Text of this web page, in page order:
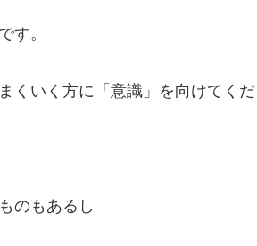
す。
くいく方に「意識」を向けてくだ
のもあるし